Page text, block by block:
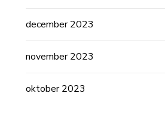
december 2023
november 2023
oktober 2023